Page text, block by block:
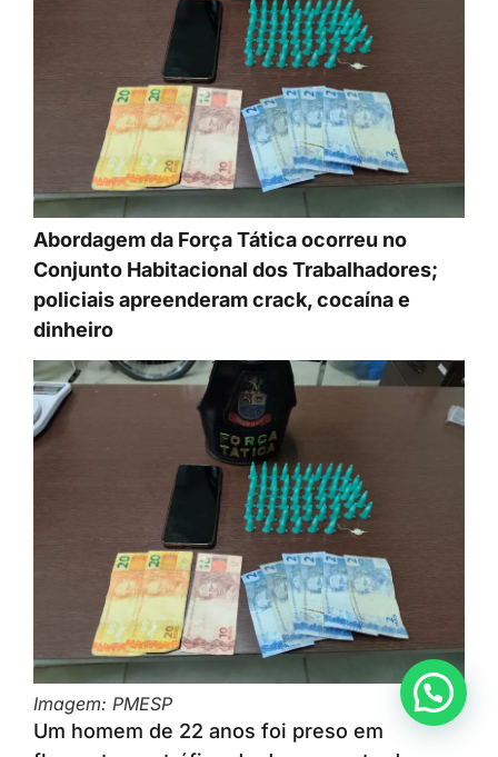
Abordagem da Força Tática ocorreu no
Conjunto Habitacional dos Trabalhadores;
policiais apreenderam crack, cocaína e
dinheiro
Imagem: PMESP
Um homem de 22 anos foi preso em
Anunciar ou recomendar matéria